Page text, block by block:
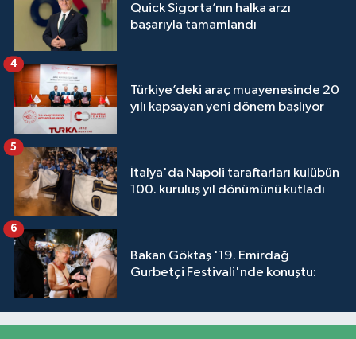
Quick Sigorta’nın halka arzı
başarıyla tamamlandı
Türkiye’deki araç muayenesinde 20
yılı kapsayan yeni dönem başlıyor
4
İtalya'da Napoli taraftarları kulübün
100. kuruluş yıl dönümünü kutladı
5
Bakan Göktaş '19. Emirdağ
Gurbetçi Festivali'nde konuştu:
6